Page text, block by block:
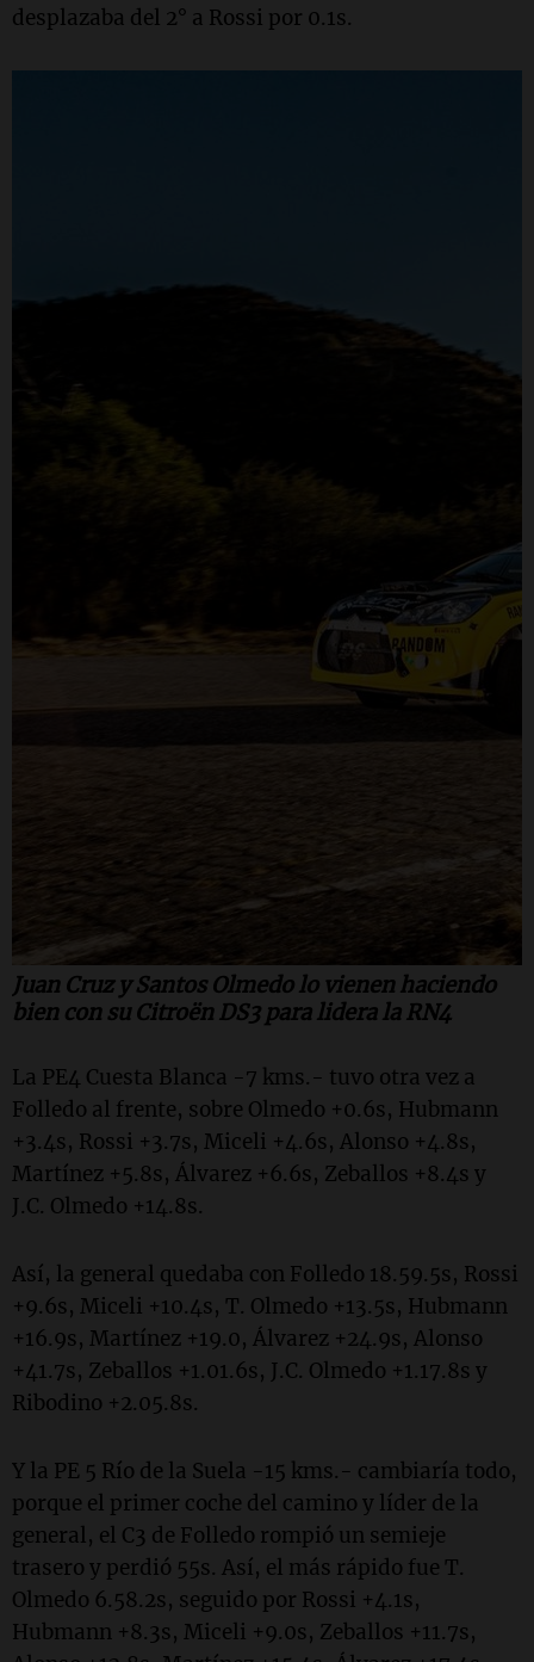
desplazaba del 2° a Rossi por 0.1s.
Juan Cruz y Santos Olmedo lo vienen haciendo
bien con su Citroën DS3 para lidera la RN4
La PE4 Cuesta Blanca -7 kms.- tuvo otra vez a
Folledo al frente, sobre Olmedo +0.6s, Hubmann
+3.4s, Rossi +3.7s, Miceli +4.6s, Alonso +4.8s,
Martínez +5.8s, Álvarez +6.6s, Zeballos +8.4s y
J.C. Olmedo +14.8s.
Así, la general quedaba con Folledo 18.59.5s, Rossi
+9.6s, Miceli +10.4s, T. Olmedo +13.5s, Hubmann
+16.9s, Martínez +19.0, Álvarez +24.9s, Alonso
+41.7s, Zeballos +1.01.6s, J.C. Olmedo +1.17.8s y
Ribodino +2.05.8s.
Y la PE 5 Río de la Suela -15 kms.- cambiaría todo,
porque el primer coche del camino y líder de la
general, el C3 de Folledo rompió un semieje
trasero y perdió 55s. Así, el más rápido fue T.
Olmedo 6.58.2s, seguido por Rossi +4.1s,
Hubmann +8.3s, Miceli +9.0s, Zeballos +11.7s,